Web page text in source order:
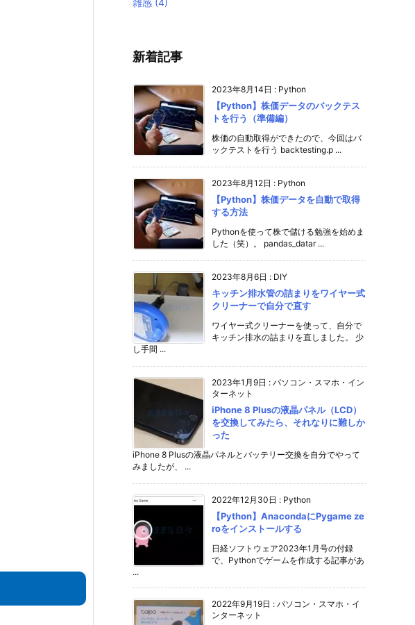
雑感 (4)
新着記事
2023年8月14日 : Python
【Python】株価データのバックテス
トを行う（準備編）
株価の自動取得ができたので、今回はバ
ックテストを行う backtesting.p ...
2023年8月12日 : Python
【Python】株価データを自動で取得
する方法
Pythonを使って株で儲ける勉強を始めま
した（笑）。 pandas_datar ...
2023年8月6日 : DIY
キッチン排水管の詰まりをワイヤー式
クリーナーで自分で直す
ワイヤー式クリーナーを使って、自分で
キッチン排水の詰まりを直しました。 少
し手間 ...
2023年1月9日 : パソコン・スマホ・イン
ターネット
iPhone 8 Plusの液晶パネル（LCD）
を交換してみたら、それなりに難しか
った
iPhone 8 Plusの液晶パネルとバッテリー交換を自分でやって
みましたが、 ...
2022年12月30日 : Python
【Python】AnacondaにPygame ze
roをインストールする
日経ソフトウェア2023年1月号の付録
で、Pythonでゲームを作成する記事があ
...
2022年9月19日 : パソコン・スマホ・イ
ンターネット